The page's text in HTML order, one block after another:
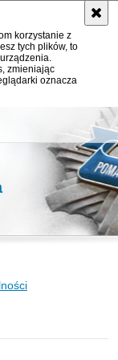
korzystanie z
tych plików, to
zmieniając
oznacza